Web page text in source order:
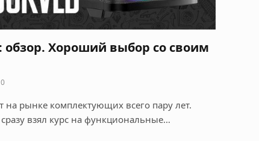
обзор. Хороший выбор со своим
0
на рынке комплектующих всего пару лет.
взял курс на функциональные…